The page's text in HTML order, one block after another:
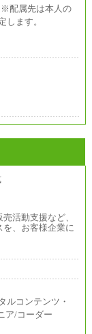
配属先は本人の
します。
活動支援など、
、お客様企業に
ルコンテンツ・
ア/コーダー